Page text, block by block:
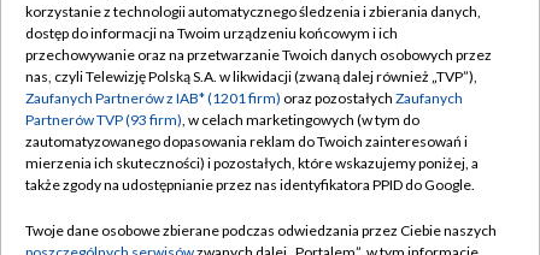
TVP
Abonament TVP
Emisja w TVP
Centrum informacji TVP
Naziemna Telewizja Cyfrowa
Rada Programowa
Regulamin TVP
Polityka prywatności
Moje zgody
Pomoc
korzystanie z technologii automatycznego śledzenia i zbierania danych,
dostęp do informacji na Twoim urządzeniu końcowym i ich
przechowywanie oraz na przetwarzanie Twoich danych osobowych przez
nas, czyli Telewizję Polską S.A. w likwidacji (zwaną dalej również „TVP”),
Zaufanych Partnerów z IAB* (1201 firm) oraz pozostałych Zaufanych
Partnerów TVP (93 firm), w celach marketingowych (w tym do
zautomatyzowanego dopasowania reklam do Twoich zainteresowań i
mierzenia ich skuteczności) i pozostałych, które wskazujemy poniżej, a
także zgody na udostępnianie przez nas identyfikatora PPID do Google.
Twoje dane osobowe zbierane podczas odwiedzania przez Ciebie naszych